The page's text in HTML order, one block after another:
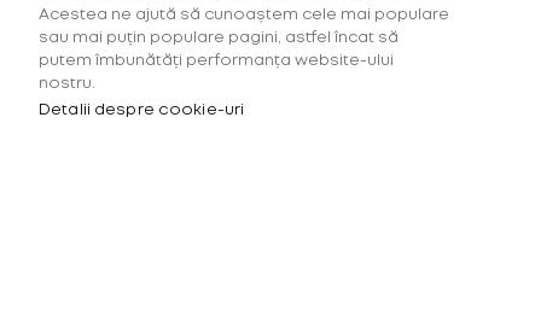
pentru HILO ROOIBOS
rivo™
Acestea ne ajută să cunoaștem cele mai populare
sau mai puțin populare pagini, astfel încat să
putem îmbunătăți performanța website-ului
nostru.
Detalii despre cookie-uri